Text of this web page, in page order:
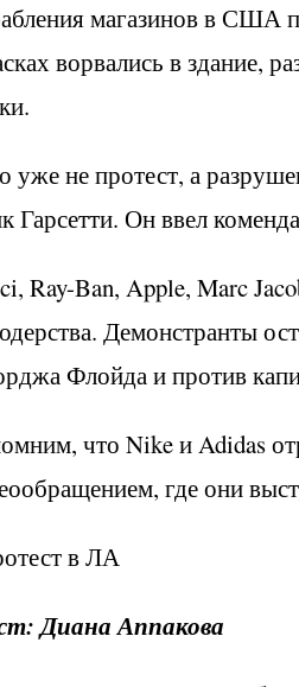
магазинов в США
ворвались в здание,
уже не протест, а
Гарсетти. Он ввел
Ray-Ban, Apple, Marc
Демонстранты
Флойда и против
что Nike и Adidas
где они
Диана Аппакова